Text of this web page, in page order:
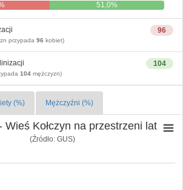
51,0%
96
przypada 96 kobiet)
104
104 mężczyzn)
(%) Mężczyźni (%)
Wieś Kołczyn na przestrzeni lat
(Źródło: GUS)